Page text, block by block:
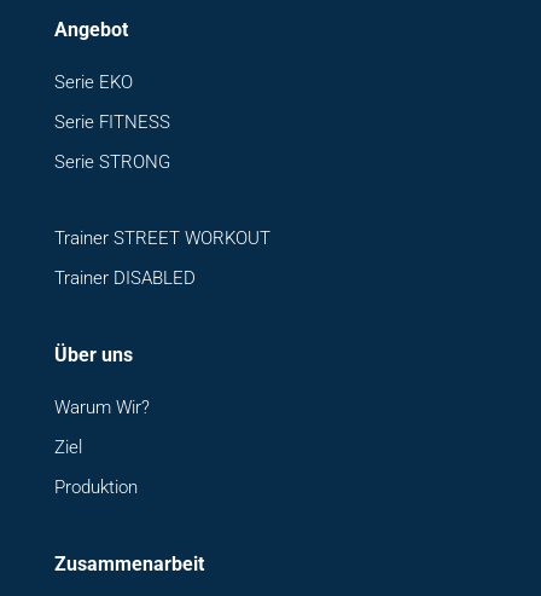
Angebot
Serie EKO
Serie FITNESS
Serie STRONG
Trainer STREET WORKOUT
Trainer DISABLED
Über uns
Warum Wir?
Ziel
Produktion
Zusammenarbeit